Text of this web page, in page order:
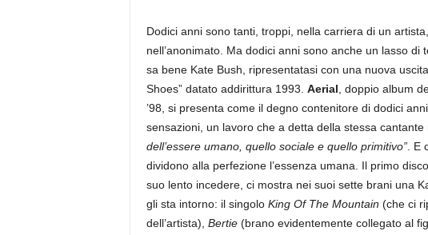
d
a
Dodici anni sono tanti, troppi, nella carriera di un
nell’anonimato. Ma dodici anni sono anche un lasso
sa bene Kate Bush, ripresentatasi con una nuova
Shoes” datato addirittura 1993. Aerial , doppio album
’98, si presenta come il degno contenitore di dodici
sensazioni, un lavoro che a detta della stessa cantante
dell’essere umano, quello sociale e quello primitivo”. E
dividono alla perfezione l’essenza umana. Il primo
suo lento incedere, ci mostra nei suoi sette brani una
gli sta intorno: il singolo King Of The Mountain (che ci
dell’artista), Bertie(brano evidentemente collegato al